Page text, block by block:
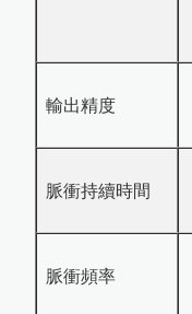
P
o
s
i
T
e
c
t
o
r
U
T
G
超
音
波
測
厚
儀
新
增
3
種
探
頭
P
o
s
i
T
e
c
t
o
r
S
H
D
電
子
式
橡
膠
硬
度
P
o
si
T
e
c
t
o
r
6
0
0
0
F
J
S
厚
膜
膜
厚
計
專
用
測
頭
P
o
si
T
e
c
t
o
r
S
P
G
O
S
金
屬
圓
管
噴
砂
粗
度
輸出精度
脈衝持續時間
脈衝頻率